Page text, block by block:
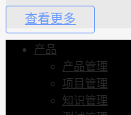
查看更多
产品
产品管理
项目管理
知识管理